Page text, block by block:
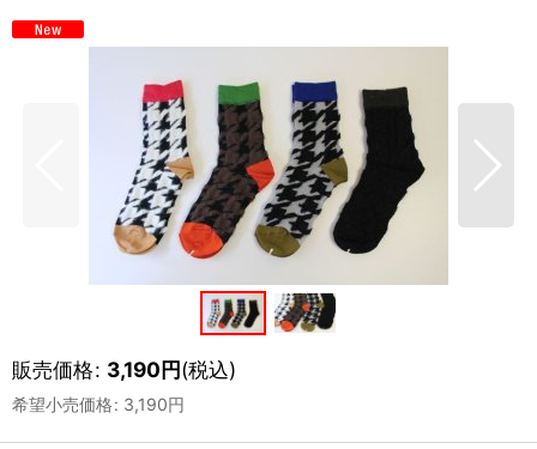
販売価格: 3,190円(税込)
希望小売価格: 3,190円